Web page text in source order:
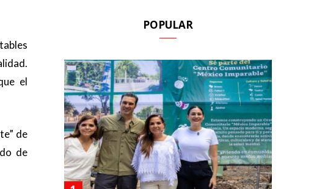
el
de
de
POPULAR